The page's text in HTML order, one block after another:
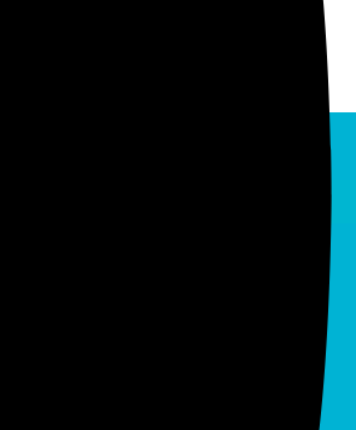
de 5 grands axes : la sécurité,